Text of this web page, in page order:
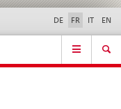
Contact | Support &
aide
DE FR IT EN